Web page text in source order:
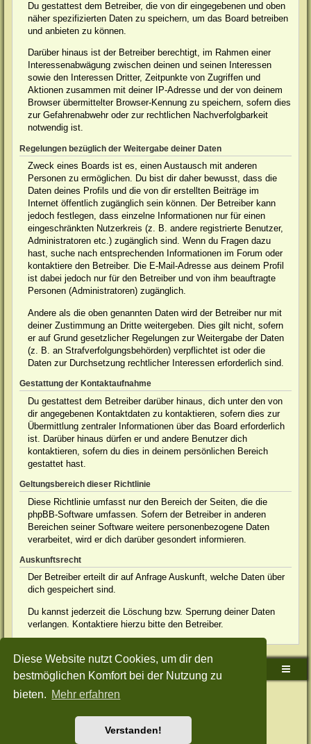
Diese Website nutzt Cookies, um dir den
bestmöglichen Komfort bei der Nutzung zu
bieten. Mehr erfahren
Verstanden!
Du gestattest dem Betreiber, die von dir eingegebenen und oben
näher spezifizierten Daten zu speichern, um das Board betreiben
und anbieten zu können.
Darüber hinaus ist der Betreiber berechtigt, im Rahmen einer
Interessenabwägung zwischen deinen und seinen Interessen
sowie den Interessen Dritter, Zeitpunkte von Zugriffen und
Aktionen zusammen mit deiner IP-Adresse und der von deinem
Browser übermittelter Browser-Kennung zu speichern, sofern dies
zur Gefahrenabwehr oder zur rechtlichen Nachverfolgbarkeit
notwendig ist.
Regelungen bezüglich der Weitergabe deiner Daten
Zweck eines Boards ist es, einen Austausch mit anderen
Personen zu ermöglichen. Du bist dir daher bewusst, dass die
Daten deines Profils und die von dir erstellten Beiträge im
Internet öffentlich zugänglich sein können. Der Betreiber kann
jedoch festlegen, dass einzelne Informationen nur für einen
eingeschränkten Nutzerkreis (z. B. andere registrierte Benutzer,
Administratoren etc.) zugänglich sind. Wenn du Fragen dazu
hast, suche nach entsprechenden Informationen im Forum oder
kontaktiere den Betreiber. Die E-Mail-Adresse aus deinem Profil
ist dabei jedoch nur für den Betreiber und von ihm beauftragte
Personen (Administratoren) zugänglich.
Andere als die oben genannten Daten wird der Betreiber nur mit
deiner Zustimmung an Dritte weitergeben. Dies gilt nicht, sofern
er auf Grund gesetzlicher Regelungen zur Weitergabe der Daten
(z. B. an Strafverfolgungsbehörden) verpflichtet ist oder die
Daten zur Durchsetzung rechtlicher Interessen erforderlich sind.
Gestattung der Kontaktaufnahme
Du gestattest dem Betreiber darüber hinaus, dich unter den von
dir angegebenen Kontaktdaten zu kontaktieren, sofern dies zur
Übermittlung zentraler Informationen über das Board erforderlich
ist. Darüber hinaus dürfen er und andere Benutzer dich
kontaktieren, sofern du dies in deinem persönlichen Bereich
gestattet hast.
Geltungsbereich dieser Richtlinie
Diese Richtlinie umfasst nur den Bereich der Seiten, die die
phpBB-Software umfassen. Sofern der Betreiber in anderen
Bereichen seiner Software weitere personenbezogene Daten
verarbeitet, wird er dich darüber gesondert informieren.
Auskunftsrecht
Der Betreiber erteilt dir auf Anfrage Auskunft, welche Daten über
dich gespeichert sind.
Du kannst jederzeit die Löschung bzw. Sperrung deiner Daten
verlangen. Kontaktiere hierzu bitte den Betreiber.
Sudden-Strike-Maps.de Hauptseite Foren-Übersicht
Powered byphpBB® Forum Software © phpBB Limited
Style: Green-Style-Split by Joyce&LunaphpBB-Style-Design
Nutzungsbedingungen